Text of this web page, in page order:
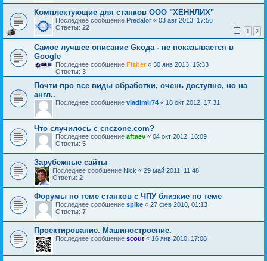
Комплектующие для станков ООО "ХЕННЛИХ"
Последнее сообщение Predator « 03 авг 2013, 17:56
Ответы: 22 1 2
Самое лучшее описание Gкода - не показывается в
Google
Последнее сообщение Fisher« 30 янв 2013, 15:33
Ответы: 3
Почти про все виды обработки, очень доступно, но на
англ..
Последнее сообщение vladimir74 « 18 окт 2012, 17:31
Что случилось с cnczone.com?
Последнее сообщение aftaev « 04 окт 2012, 16:09
Ответы: 5
Зарубежные сайты
Последнее сообщение Nick « 29 май 2011, 11:48
Ответы: 2
Форумы по теме станков с ЧПУ близкие по теме
Последнее сообщение spike « 27 фев 2010, 01:13
Ответы: 7
Проектирование. Машиностроение.
Последнее сообщение scout « 16 янв 2010, 17:08